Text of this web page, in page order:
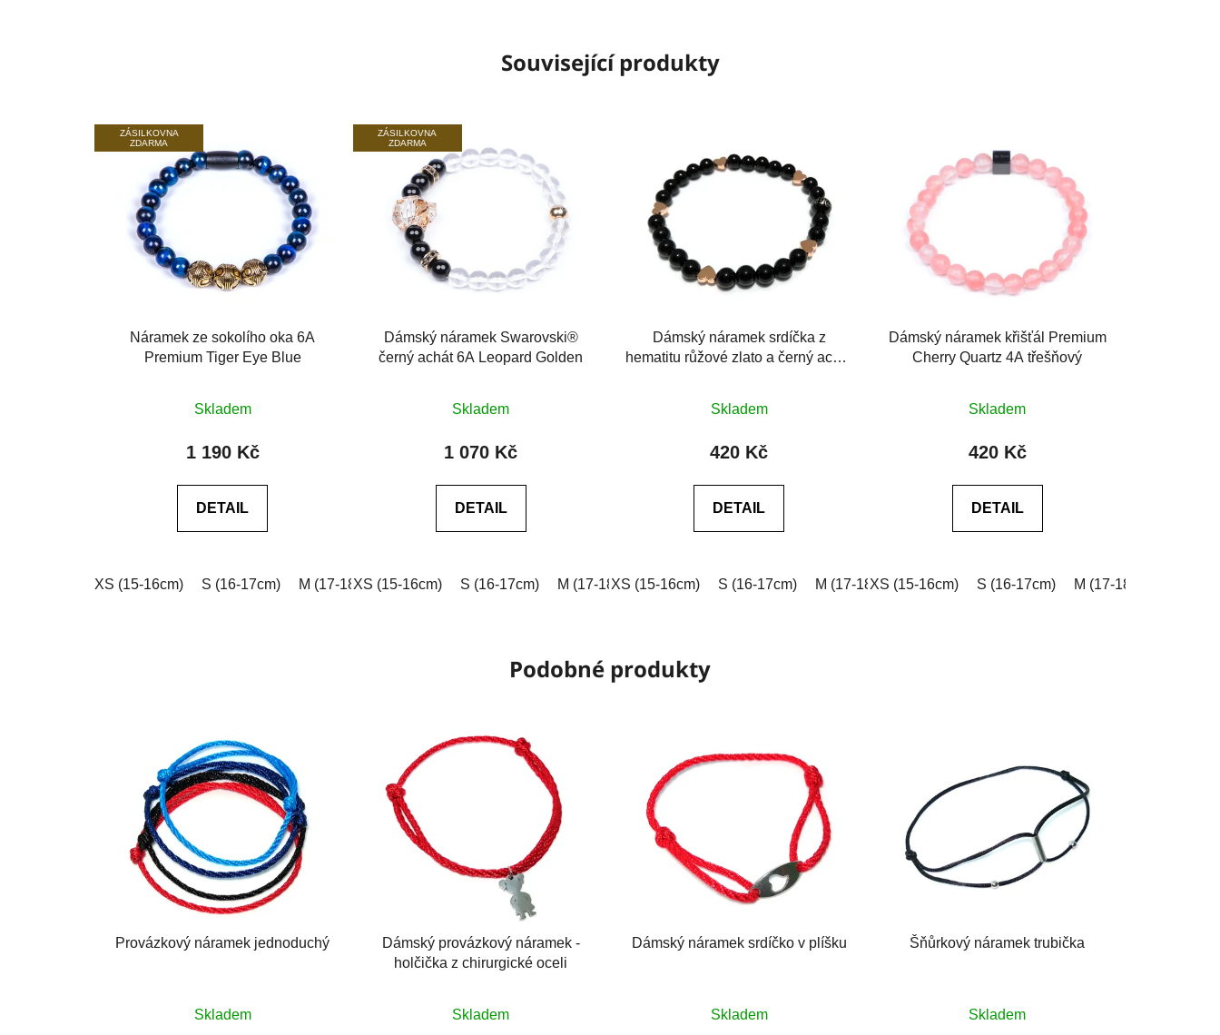
Související produkty
ZÁSILKOVNA
ZDARMA
Náramek ze sokolího oka 6A
Premium Tiger Eye Blue
hodnocení
produktu
z
Skladem
1 190 Kč
DETAIL
XS (15-16cm) S (16-17cm) M (17-18cm) L (18-19cm) XL (19-20cm) XXL (20-21cm) Na míru (vyplňte do poznámky v košíku)
ZÁSILKOVNA
ZDARMA
Dámský náramek Swarovski®
černý achát 6A Leopard Golden
hodnocení
produktu
z
Skladem
1 070 Kč
DETAIL
XS (15-16cm) S (16-17cm) M (17-18cm) L (18-19cm) XL (19-20cm) XXL (20-21cm) Na míru (vyplňte do poznámky v
Dámský náramek srdíčka z
hematitu růžové zlato a černý achát
hodnocení
produktu
z
Skladem
420 Kč
DETAIL
XS (15-16cm) S (16-17cm) M (17-18cm) L (18-19cm) XL (19-20cm) XXL (20-21cm)
Dámský náramek křišťál Premium
Cherry Quartz 4A třešňový
hodnocení
produktu
z
Skladem
420 Kč
DETAIL
XS (15-16cm) S (16-17cm) M (17-18cm)
Podobné produkty
Provázkový náramek jednoduchý
hodnocení
Skladem
Dámský provázkový náramek -
holčička z chirurgické oceli
hodnocení
Skladem
Dámský náramek srdíčko v plíšku
hodnocení
Skladem
Šňůrkový náramek trubička
hodnocení
Skladem